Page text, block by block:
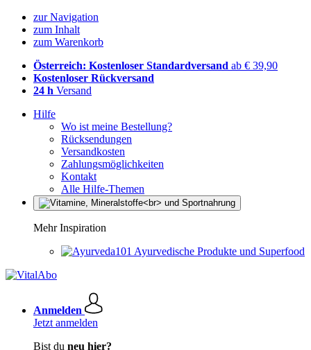
zur Navigation
zum Inhalt
zum Warenkorb
Österreich: Kostenloser Standardversand ab € 39,90
Kostenloser Rückversand
24 h Versand
Hilfe
Wo ist meine Bestellung?
Rücksendungen
Versandkosten
Zahlungsmöglichkeiten
Kontakt
Alle Hilfe-Themen
Mehr Inspiration
Ayurvedische Produkte und Superfood
Anmelden
Jetzt anmelden
Bist du neu hier?